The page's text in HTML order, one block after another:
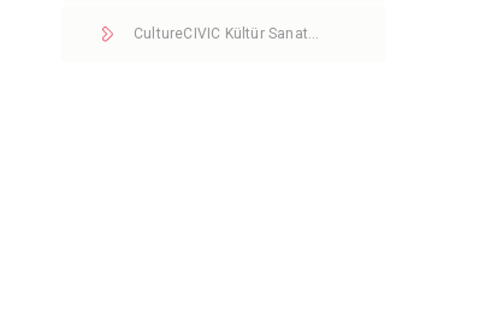
CultureCIVIC Kültür Sanat…